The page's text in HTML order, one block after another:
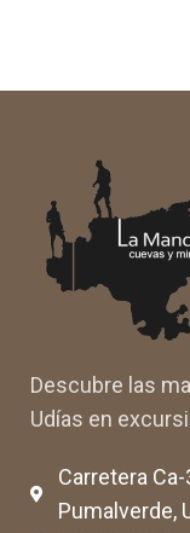
Descubre las
Udías en
Carretera
Pumalverde,